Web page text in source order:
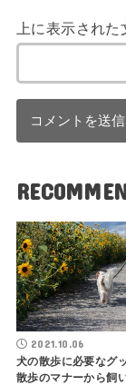
上に表示され
2021.10.06
犬の散歩に必要なグ
散歩のマナーから飼